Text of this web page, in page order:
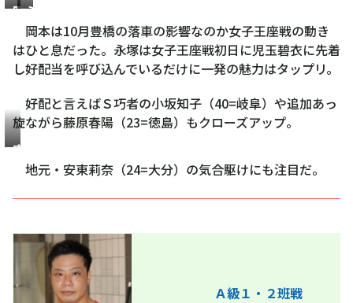
岡
二
菜
永
塚
祐
子
岡本は10月豊橋の落車の影響なのか女子王座戦の動き
はひと息だった。永塚は女子王座戦初日に児玉碧衣に先着
し好配当を呼び込んでいるだけに一発の魅力はタップリ。
好配と言えばＳ巧者の小坂知子（40=岐阜）や追加あっ
旋ながら藤原春陽（23=徳島）もクローズアップ。
安
地元・安東莉奈（24=大分）の気合駆けにも注目だ。
Ａ級１・２班戦